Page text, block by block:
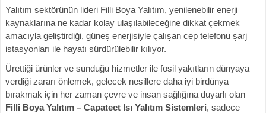
Yalıtım sektörünün lideri Filli Boya Yalıtım, yenilenebilir enerji
kaynaklarına ne kadar kolay ulaşılabileceğine dikkat çekmek
amacıyla geliştirdiği, güneş enerjisiyle çalışan cep telefonu şarj
istasyonları ile hayatı sürdürülebilir kılıyor.
Ürettiği ürünler ve sunduğu hizmetler ile fosil yakıtların dünyaya
verdiği zararı önlemek, gelecek nesillere daha iyi birdünya
bırakmak için her zaman çevre ve insan sağlığına duyarlı olan
Filli Boya Yalıtım – Capatect Isı Yalıtım Sistemleri, sadece